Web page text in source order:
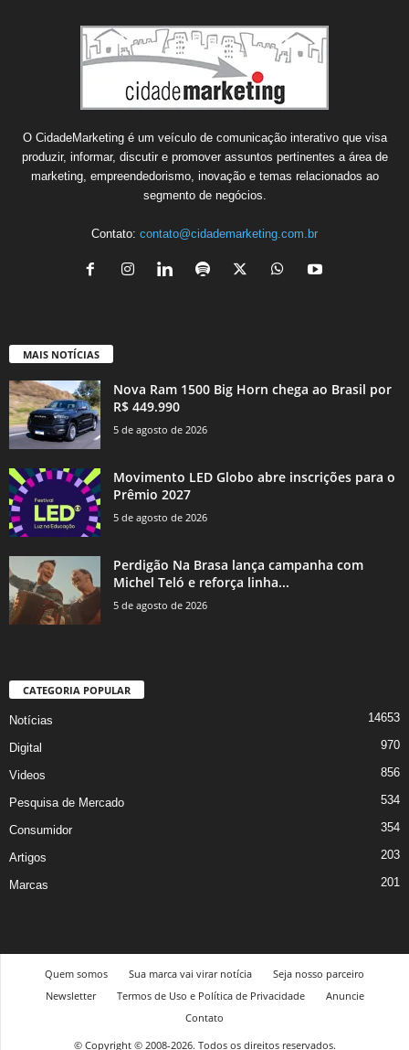
O CidadeMarketing é um veículo de comunicação interativo que visa
produzir, informar, discutir e promover assuntos pertinentes a área de
marketing, empreendedorismo, inovação e temas relacionados ao
segmento de negócios.
Contato: contato@cidademarketing.com.br
MAIS NOTÍCIAS
Nova Ram 1500 Big Horn chega ao Brasil por
R$ 449.990
5 de agosto de 2026
Movimento LED Globo abre inscrições para o
Prêmio 2027
5 de agosto de 2026
Perdigão Na Brasa lança campanha com
Michel Teló e reforça linha...
5 de agosto de 2026
CATEGORIA POPULAR
Notícias 14653
Digital 970
Videos 856
Pesquisa de Mercado 534
Consumidor 354
Artigos 203
Marcas 201
Quem somos Sua marca vai virar notícia
Seja nosso parceiro
Newsletter
Termos de Uso e Política de Privacidade
Anuncie
Contato
© Copyright © 2008-2026. Todos os direitos reservados.